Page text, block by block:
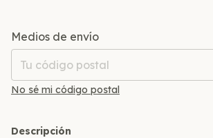
Entregas para el CP:
Medios de envío
No sé mi código postal
Descripción